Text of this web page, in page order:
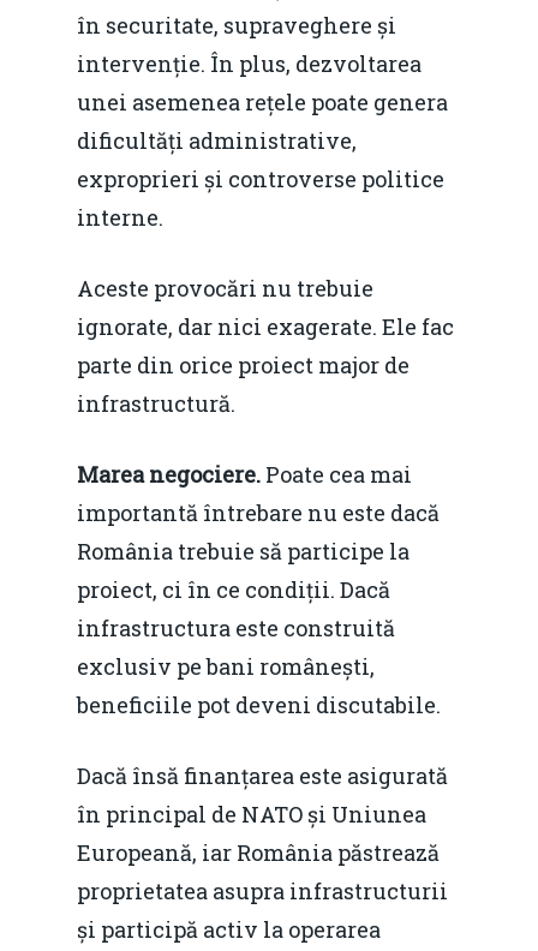
în securitate, supraveghere și
intervenție. În plus, dezvoltarea
unei asemenea rețele poate genera
dificultăți administrative,
exproprieri și controverse politice
interne.
Aceste provocări nu trebuie
ignorate, dar nici exagerate. Ele fac
parte din orice proiect major de
infrastructură.
Marea negociere. Poate cea mai
importantă întrebare nu este dacă
România trebuie să participe la
proiect, ci în ce condiții. Dacă
infrastructura este construită
exclusiv pe bani românești,
beneficiile pot deveni discutabile.
Dacă însă finanțarea este asigurată
în principal de NATO și Uniunea
Europeană, iar România păstrează
proprietatea asupra infrastructurii
și participă activ la operarea